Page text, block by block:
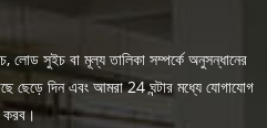
লোড সুইচ বা মূল্য তালিকা সম্পর্কে অনুসন্ধানের
ছেড়ে দিন এবং আমরা 24 ঘন্টার মধ্যে যোগাযোগ
করব।